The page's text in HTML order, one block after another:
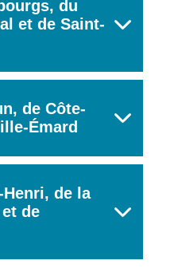
du
et de Saint-
de Côte-
Émard
de la
de